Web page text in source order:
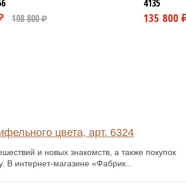
4135
цвета, арт. 6324
и новых знакомств, а также покупок
интернет-магазине «Фабрик...